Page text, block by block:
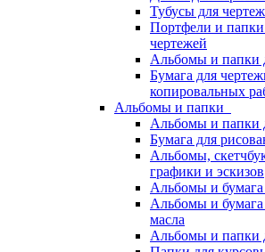
Тубусы для
Портфели и папки
чертежей
Альбомы и папки
Бумага для
копировальных
Альбомы и папки
Альбомы и папки
Бумага для
Альбомы,
графики и эскизов
Альбомы и бумага
Альбомы и бумага
масла
Альбомы и папки